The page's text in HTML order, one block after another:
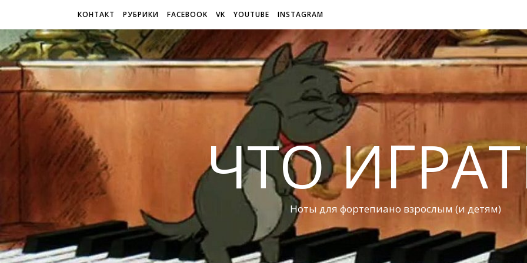
КОНТАКТ РУБРИКИ FACEBOOK VK YOUTUBE INSTAGRAM
ЧТО
Ноты для фортепиано взрослым (и детям)